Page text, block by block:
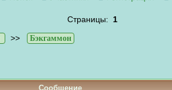
Страницы: 1
>> Бэкгаммон
Сообщение